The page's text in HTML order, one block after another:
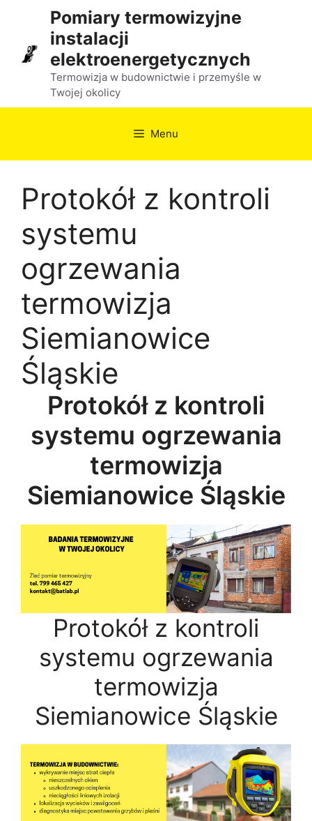
treści
Pomiary termowizyjne
instalacji
elektroenergetycznych
Termowizja w budownictwie i przemyśle w
Twojej okolicy
Menu
Protokół z kontroli
systemu
ogrzewania
termowizja
Siemianowice
Śląskie
Protokół z kontroli
systemu ogrzewania
termowizja
Siemianowice Śląskie
Protokół z kontroli
systemu ogrzewania
termowizja
Siemianowice Śląskie